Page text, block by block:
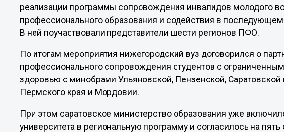
реализации программы сопровождения инвалидов молодого
профессионального образования и содействия в последующем
В ней поучаствовали представители шести регионов ПФО.
По итогам мероприятия нижегородский вуз договорился о
профессионального сопровождения студентов с
здоровью с минобрами Ульяновской, Пензенской, Саратовской
Пермского края и Мордовии.
При этом саратовское министерство образования уже
университета в региональную программу и согласилось на